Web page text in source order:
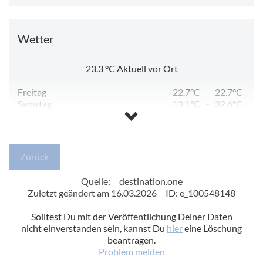
Wetter
23.3°C Aktuell vor Ort
Freitag 22.7°C - 22.7°C
Samstag
13.1°C -
32.6°C
Zurück
Quelle:
destination.one
Zuletzt geändert am 16.03.2026
ID: e_100548148
Solltest Du mit der Veröffentlichung Deiner Daten
nicht einverstanden sein, kannst Du hiereine Löschung
beantragen.
Problem melden